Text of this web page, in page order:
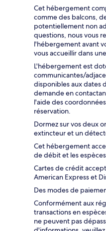
Cet hébergement
comme des balcons,
potentiellement non
questions, nous vous
l'hébergement avant
vous accueillir dans
L'hébergement est
communicantes/
disponibles aux dates
demande en
l'aide des
réservation.
Dormez sur vos deux
extincteur et un
Cet hébergement
de débit et les
Cartes de crédit
American Express et
Des modes de
Conformément aux
transactions en
ne peuvent pas